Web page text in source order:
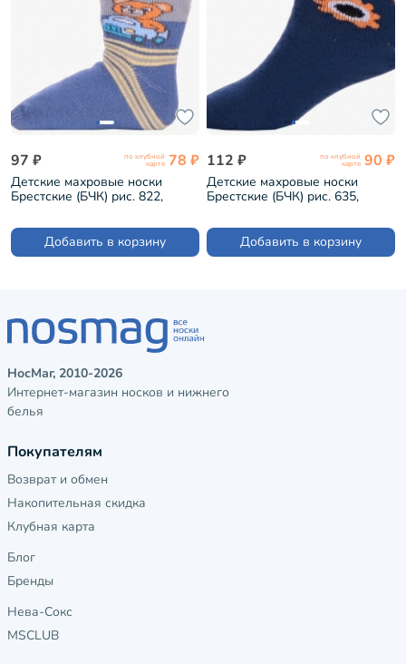
97 ₽ по клубной
карте 78 ₽
Детские махровые носки
Брестские (БЧК) рис. 822,
Добавить в корзину
112 ₽ по клубной
карте 90 ₽
Детские махровые носки
Брестские (БЧК) рис. 635,
Добавить в корзину
НосМаг, 2010-2026
Интернет-магазин носков и нижнего
белья
Покупателям
Возврат и обмен
Накопительная скидка
Клубная карта
Блог
Бренды
Нева-Сокс
MSCLUB